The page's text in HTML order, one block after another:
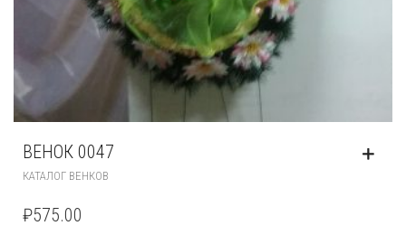
ВЕНОК 0047
КАТАЛОГ ВЕНКОВ
₽575.00